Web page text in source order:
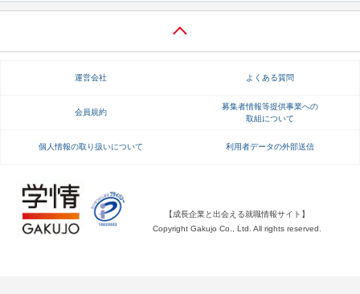
就活ニュースペーパー よくある質問
不明点があればこちら
運営会社 よくある質問
会員規約
募集者情報等提供事業への
取組について
個人情報の取り扱いについて 利用者データの外部送信
【成長企業と出会える就職情報サイト】
Copyright Gakujo Co., Ltd. All rights reserved.